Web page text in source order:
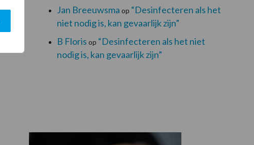
Jan Breeuwsma op “Desinfecteren als het
niet nodig is, kan gevaarlijk zijn”
B Floris op “Desinfecteren als het niet
nodig is, kan gevaarlijk zijn”